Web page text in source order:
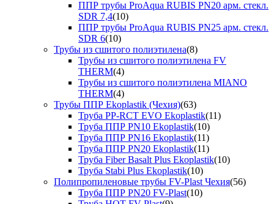
ППР трубы ProAqua RUBIS PN20 арм. стекл.
SDR 7,4(10)
ППР трубы ProAqua RUBIS PN25 арм. стекл.
SDR 6(10)
Трубы из сшитого полиэтилена(8)
Трубы из сшитого полиэтилена FV
THERM(4)
Трубы из сшитого полиэтилена MIANO
THERM(4)
Трубы ППР Ekoplastik (Чехия)(63)
Труба PP-RCT EVO Ekoplastik(11)
Труба ППР PN10 Ekoplastik(10)
Труба ППР PN16 Ekoplastik(11)
Труба ППР PN20 Ekoplastik(11)
Труба Fiber Basalt Plus Ekoplastik(10)
Труба Stabi Plus Ekoplastik(10)
Полипропиленовые трубы FV-Plast Чехия(56)
Труба ППР PN20 FV-Plast(10)